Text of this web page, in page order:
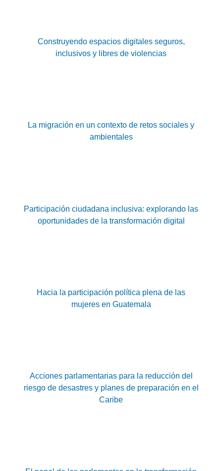
Construyendo espacios digitales seguros,
inclusivos y libres de violencias
La migración en un contexto de retos sociales y
ambientales
Participación ciudadana inclusiva: explorando las
oportunidades de la transformación digital
Hacia la participación política plena de las
mujeres en Guatemala
Acciones parlamentarias para la reducción del
riesgo de desastres y planes de preparación en el
Caribe